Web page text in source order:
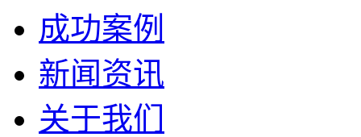
成功案例
新闻资讯
关于我们